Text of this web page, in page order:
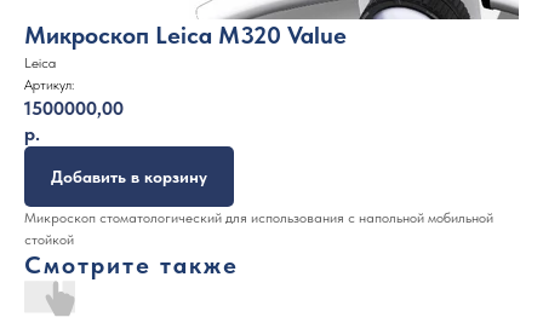
Микроскоп Leica M320 Value
Leica
Артикул:
1500000,00
р.
Добавить в корзину
Микроскоп стоматологический для использования с напольной мобильной
стойкой
Смотрите также